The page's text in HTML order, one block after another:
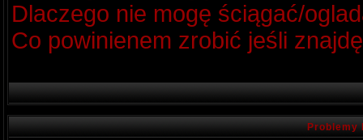
Dlaczego nie mogę ściągać/
Co powinienem zrobić jeśli
Problemy